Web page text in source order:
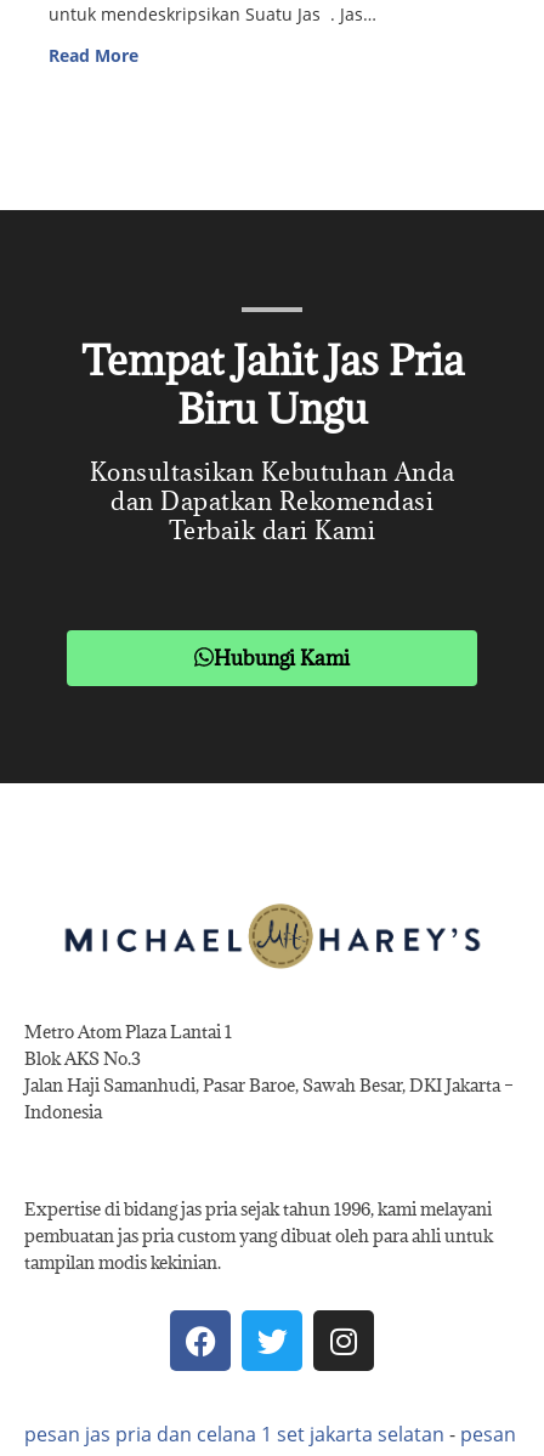
untuk mendeskripsikan Suatu Jas . Jas…
Read More
Tempat Jahit Jas Pria
Biru Ungu
Konsultasikan Kebutuhan Anda
dan Dapatkan Rekomendasi
Terbaik dari Kami
Hubungi Kami
Metro Atom Plaza Lantai 1
Blok AKS No.3
Jalan Haji Samanhudi, Pasar Baroe, Sawah Besar, DKI Jakarta –
Indonesia
Expertise di bidang jas pria sejak tahun 1996, kami melayani
pembuatan jas pria custom yang dibuat oleh para ahli untuk
tampilan modis kekinian.
pesan jas pria dan celana 1 set jakarta selatan - pesan